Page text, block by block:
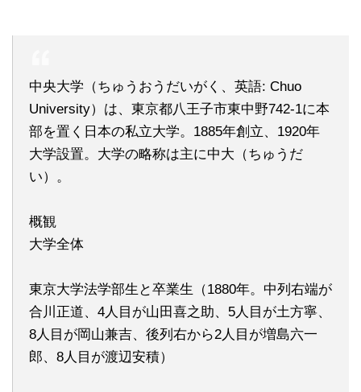
中央大学（ちゅうおうだいがく、英語: Chuo
University）は、東京都八王子市東中野742-1に本
部を置く日本の私立大学。1885年創立、1920年
大学設置。大学の略称は主に中大（ちゅうだ
い）。
概観
大学全体
東京大学法学部生と卒業生（1880年。中列右端が
合川正道、4人目が山田喜之助、5人目が土方寧、
8人目が岡山兼吉、後列右から2人目が増島六一
郎、8人目が渡辺安積）